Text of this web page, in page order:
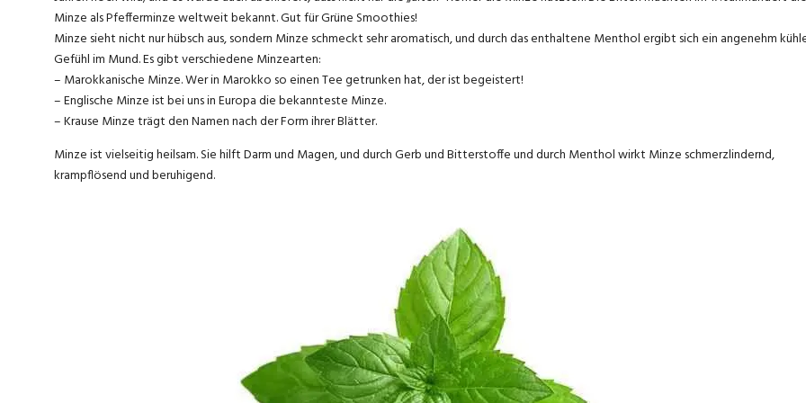
Minze als Pfefferminze weltweit bekannt. Gut für Grüne Smoothies!
Minze sieht nicht nur hübsch aus, sondern Minze schmeckt sehr aromatisch, und durch das enthaltene Menthol ergibt sich ein angenehm
Gefühl im Mund. Es gibt verschiedene Minzearten:
– Marokkanische Minze. Wer in Marokko so einen Tee getrunken hat, der ist begeistert!
– Englische Minze ist bei uns in Europa die bekannteste Minze.
– Krause Minze trägt den Namen nach der Form ihrer Blätter.
Minze ist vielseitig heilsam. Sie hilft Darm und Magen, und durch Gerb und Bitterstoffe und durch Menthol wirkt Minze schmerzlindernd,
krampflösend und beruhigend.